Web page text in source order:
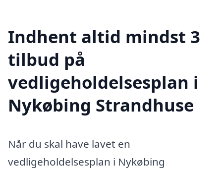
Indhent altid mindst 3
tilbud på
vedligeholdelsesplan i
Nykøbing Strandhuse
Når du skal have lavet en
vedligeholdelsesplan i Nykøbing